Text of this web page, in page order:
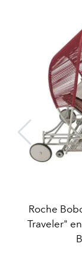
Roche
Traveler"